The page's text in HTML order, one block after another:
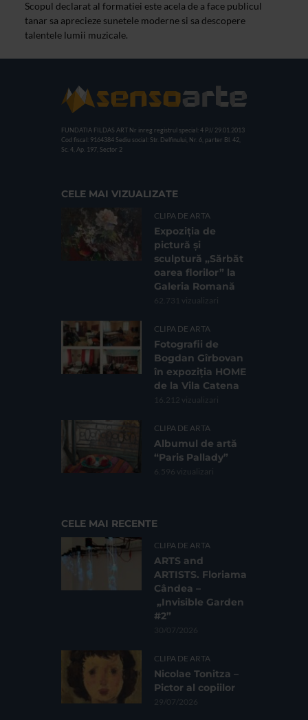
Scopul declarat al formatiei este acela de a face publicul
tanar sa aprecieze sunetele moderne si sa descopere
talentele lumii muzicale.
FUNDATIA FILDAS ART Nr inreg registrul special: 4 PJ/ 29.01.2013
Cod fiscal: 9164384 Sediu social: Str. Delfinului, Nr. 6, parter Bl. 42,
Sc. 4, Ap. 197, Sector 2
CELE MAI VIZUALIZATE
CLIPA DE ARTA
Expoziția de
pictură și
sculptură „Sărbăt
oarea florilor” la
Galeria Romană
62.731 vizualizari
CLIPA DE ARTA
Fotografii de
Bogdan Gîrbovan
în expoziția HOME
de la Vila Catena
16.212 vizualizari
CLIPA DE ARTA
Albumul de artă
“Paris Pallady”
6.596 vizualizari
CELE MAI RECENTE
CLIPA DE ARTA
ARTS and
ARTISTS. Floriama
Cândea –
„Invisible Garden
#2”
30/07/2026
CLIPA DE ARTA
Nicolae Tonitza –
Pictor al copiilor
29/07/2026